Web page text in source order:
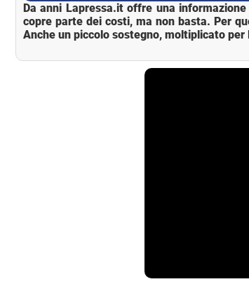
Da anni Lapressa.it offre una
copre parte dei costi, ma non basta. Per
Anche un piccolo sostegno, moltiplicato